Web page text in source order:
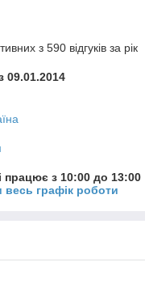
з 590 відгуків за рік
09.01.2014
працює з 10:00 до 13:00
весь графік роботи